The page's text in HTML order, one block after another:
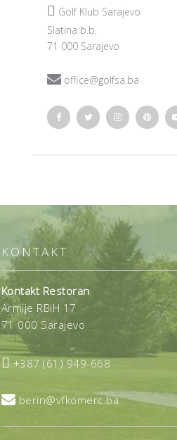
 Golf Klub Sarajevo
Slatina b.b.
71 000 Sarajevo
 office@golfsa.ba
KONTAKT
Kontakt Restoran
Armije RBiH 17
71 000 Sarajevo
 +387 (61) 949-668
 berin@vfkomerc.ba